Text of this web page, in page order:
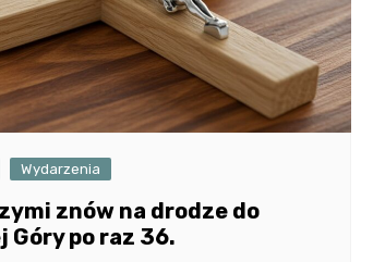
Wydarzenia
znów na drodze do
Góry po raz 36.